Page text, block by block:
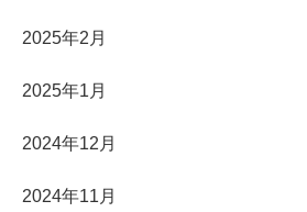
2025年2月
2025年1月
2024年12月
2024年11月